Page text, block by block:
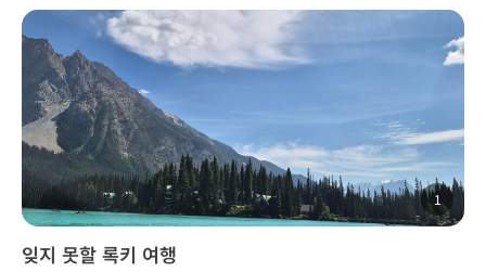
1
잊지 못할 록키 여행